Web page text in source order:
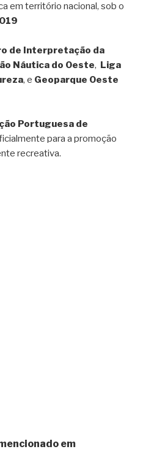
em território nacional, sob o
de Interpretação da
Náutica do Oeste, Liga
, e Geoparque Oeste
Portuguesa de
para a promoção
recreativa.
em